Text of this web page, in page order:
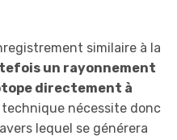
similaire à la
un rayonnement
directement à
nécessite donc
lequel se générera